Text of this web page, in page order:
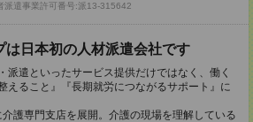
派遣事業許可番号:派13-315642
は日本初の人材派遣会社です
派遣といったサービス提供だけではなく、働く
えること』『長期就労につながるサポート』に
護専門支店を展開。介護の現場を理解している